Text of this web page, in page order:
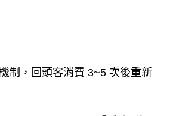
制，回頭客消費 3~5 次後重新